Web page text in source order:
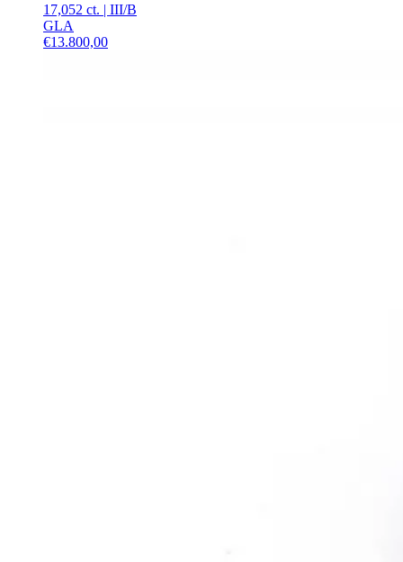
17,052 ct. | III/B
GLA
€13.800,00